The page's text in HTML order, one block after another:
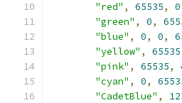
"red" , 65535, 0
"green" , 0,
"blue" , 0, 0,
"yellow" , 65535
"pink" , 65535,
"cyan" , 0,
"CadetBlue" ,